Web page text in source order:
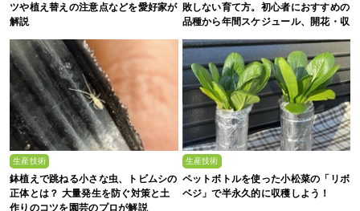
ツや植え替えの注意点などを愛好家が
解説
敗しない育て方。初心者におすすめの
品種から年間スケジュール、開花・収
生産技術
鉢植えで跳ねる小さな虫、トビムシの
正体とは？ 大量発生を防ぐ対策と土
作りのコツを園芸のプロが解説
生産技術
ペットボトルを使った小松菜の「リボ
ベジ」で半永久的に収穫しよう！